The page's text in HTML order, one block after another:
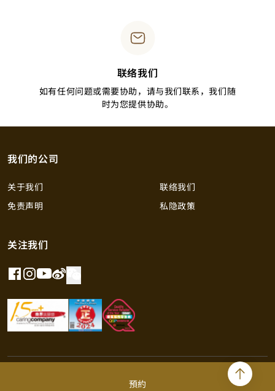
預約
联络我们
如有任何问题或需要协助，请与我们联系，我们随
时为您提供协助。
我们的公司
关于我们
联络我们
免责声明
私隐政策
关注我们
香港贵金属及宝石B类注册交易商 （注册号码：B-B-24-01-04756）